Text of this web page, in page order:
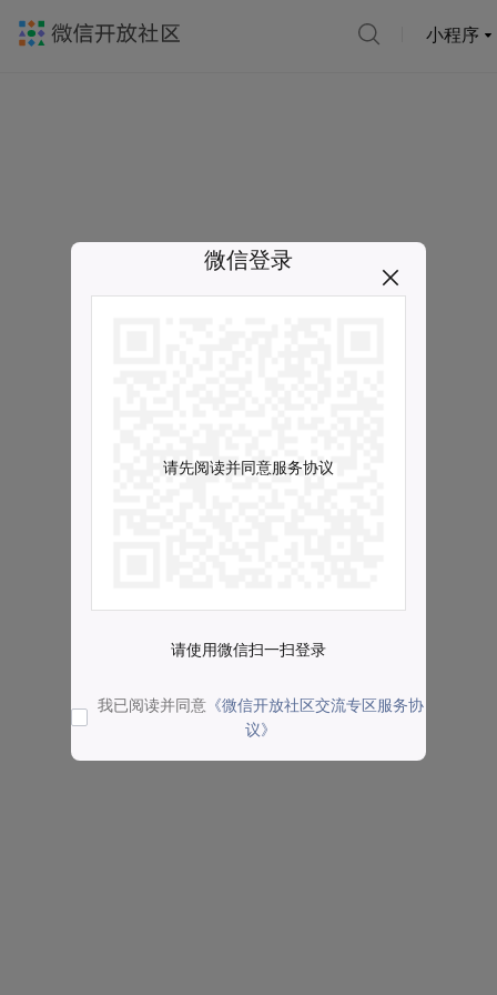
小程序
微信登录
请先阅读并同意服务协议
请使用微信扫一扫登录
我已阅读并同意 《微信开放社区交流专区服务协
议》